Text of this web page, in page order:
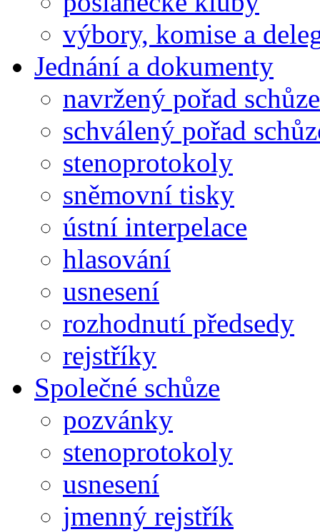
výbory, komise a
Jednání a dokumenty
navržený pořad schůze
schválený pořad
stenoprotokoly
sněmovní tisky
ústní interpelace
hlasování
usnesení
rozhodnutí předsedy
rejstříky
Společné schůze
pozvánky
stenoprotokoly
usnesení
jmenný rejstřík